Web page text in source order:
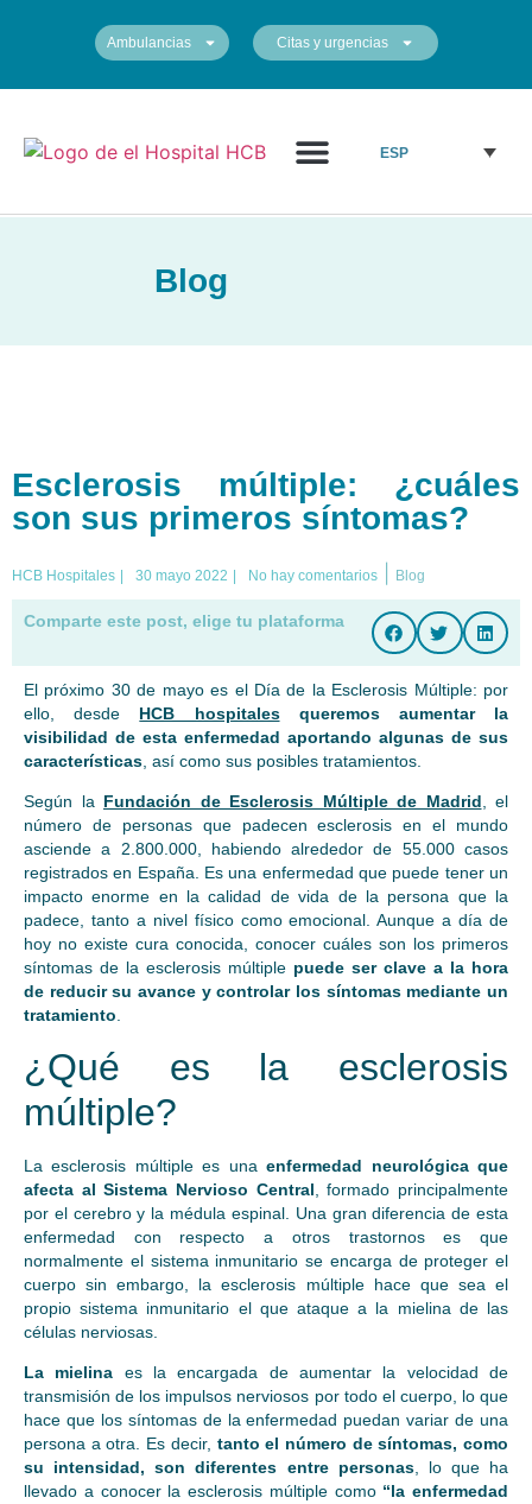
Ambulancias Citas y urgencias
ESP
Blog
Esclerosis múltiple: ¿cuáles
son sus primeros síntomas?
HCB Hospitales 30 mayo 2022 No hay comentarios Blog
Comparte este post, elige tu plataforma
El próximo 30 de mayo es el Día de la Esclerosis Múltiple: por
ello, desde HCB hospitales
queremos aumentar la
visibilidad de esta enfermedad aportando algunas de sus
características , así como sus posibles tratamientos.
Según la Fundación de Esclerosis Múltiple de Madrid, el
número de personas que padecen esclerosis en el mundo
asciende a 2.800.000, habiendo alrededor de 55.000 casos
registrados en España. Es una enfermedad que puede tener un
impacto enorme en la calidad de vida de la persona que la
padece, tanto a nivel físico como emocional. Aunque a día de
hoy no existe cura conocida, conocer cuáles son los primeros
síntomas de la esclerosis múltiple puede ser clave a la hora
de reducir su avance y controlar los síntomas mediante un
tratamiento.
¿Qué es la esclerosis
múltiple?
La esclerosis múltiple es unaenfermedad neurológica que
afecta al Sistema Nervioso Central , formado principalmente
por el cerebro y la médula espinal. Una gran diferencia de esta
enfermedad con respecto a otros trastornos es que
normalmente el sistema inmunitario se encarga de proteger el
cuerpo sin embargo, la esclerosis múltiple hace que sea el
propio sistema inmunitario el que ataque a la mielina de las
células nerviosas.
La mielina es la encargada de aumentar la velocidad de
transmisión de los impulsos nerviosos por todo el cuerpo, lo que
hace que los síntomas de la enfermedad puedan variar de una
persona a otra. Es decir, tanto el número de síntomas, como
su intensidad, son diferentes entre personas, lo que ha
llevado a conocer la esclerosis múltiple como“la enfermedad